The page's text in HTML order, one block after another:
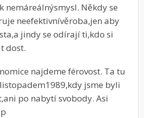
nemáreálnýsmysl. Někdy se
neefektivnívěroba,jen aby
jindy se odírají ti,kdo si
dost.
najdeme férovost. Ta tu
jsme byli
po nabytí svobody. Asi